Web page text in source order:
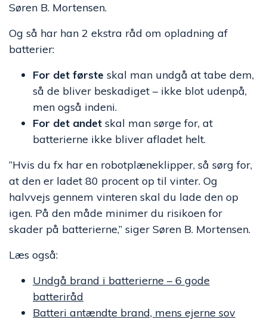
Søren B. Mortensen.
Og så har han 2 ekstra råd om opladning af
batterier:
For det første skal man undgå at tabe dem,
så de bliver beskadiget – ikke blot udenpå,
men også indeni.
For det andet skal man sørge for, at
batterierne ikke bliver afladet helt.
”Hvis du fx har en robotplæneklipper, så sørg for,
at den er ladet 80 procent op til vinter. Og
halvvejs gennem vinteren skal du lade den op
igen. På den måde minimer du risikoen for
skader på batterierne,” siger Søren B. Mortensen.
Læs også:
Undgå brand i batterierne – 6 gode
batteriråd
Batteri antændte brand, mens ejerne sov